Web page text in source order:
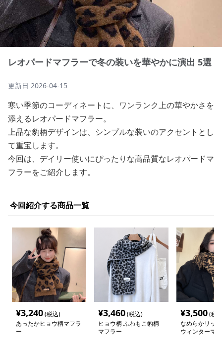
レオパードマフラーで冬の装いを華やかに演出 5選
更新日 2026-04-15
寒い季節のコーディネートに、ワンランク上の華やかさを
添えるレオパードマフラー。
上品な豹柄デザインは、シンプルな装いのアクセントとし
て重宝します。
今回は、デイリー使いにぴったりな高品質なレオパードマ
フラーをご紹介します。
今回紹介する商品一覧
¥3,240(税込)
あったかヒョウ柄マフラ
ー
¥3,460(税込)
ヒョウ柄 ふわもこ豹柄
マフラー
¥3,500(税
なめらかリッ
ウィンターマ